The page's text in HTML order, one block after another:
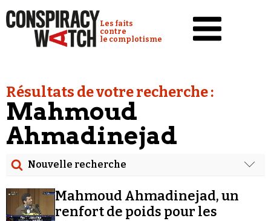
Conspiracy Watch :
Les faits
contre
le complotisme
Analyses
Conspipédia
Vidéos
Émissions
Revues de presse
Résultats de votre recherche :
Mahmoud
Ahmadinejad
Nouvelle recherche
Date
Mahmoud Ahmadinejad, un
renfort de poids pour les